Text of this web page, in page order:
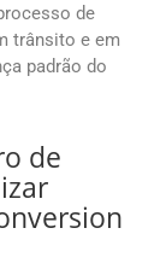
de
trânsito e em
padrão do
de